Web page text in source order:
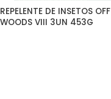
REPELENTE DE INSETOS
WOODS VIII 3UN 453G